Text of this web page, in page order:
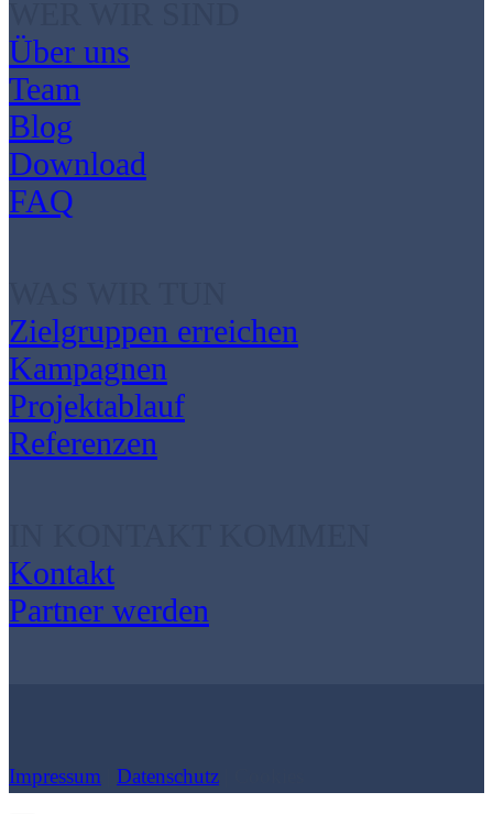
Über uns
Team
Blog
Download
FAQ
Zielgruppen erreichen
Kampagnen
Projektablauf
Referenzen
Kontakt
Partner werden
Impressum Datenschutz